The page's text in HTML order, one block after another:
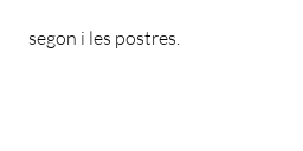
segon i les postres.